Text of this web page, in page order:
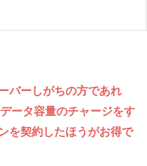
バーしがちの方であれ
ータ容量のチャージをす
を契約したほうがお得で